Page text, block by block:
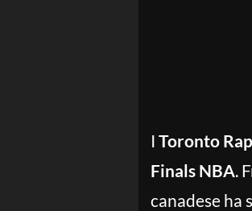
I Toronto
Finals NBA.
canadese ha